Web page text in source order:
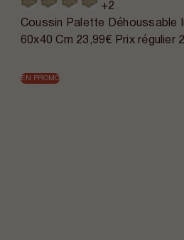
+2
Coussin Palette Déhoussable
60x40 Cm 23,99€ Prix régulier
EN PROMO